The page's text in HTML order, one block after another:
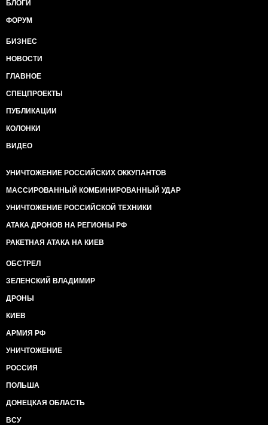
БЛОГИ
ФОРУМ
БИЗНЕС
НОВОСТИ
ГЛАВНОЕ
СПЕЦПРОЕКТЫ
ПУБЛИКАЦИИ
КОЛОНКИ
ВИДЕО
УНИЧТОЖЕНИЕ РОССИЙСКИХ ОККУПАНТОВ
МАССИРОВАННЫЙ КОМБИНИРОВАННЫЙ УДАР
УНИЧТОЖЕНИЕ РОССИЙСКОЙ ТЕХНИКИ
АТАКА ДРОНОВ НА РЕГИОНЫ РФ
РАКЕТНАЯ АТАКА НА КИЕВ
ОБСТРЕЛ
ЗЕЛЕНСКИЙ ВЛАДИМИР
ДРОНЫ
КИЕВ
АРМИЯ РФ
УНИЧТОЖЕНИЕ
РОССИЯ
ПОЛЬША
ДОНЕЦКАЯ ОБЛАСТЬ
ВСУ